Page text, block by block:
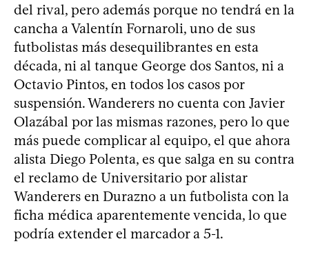
del rival, pero además porque no tendrá en la
cancha a Valentín Fornaroli, uno de sus
futbolistas más desequilibrantes en esta
década, ni al tanque George dos Santos, ni a
Octavio Pintos, en todos los casos por
suspensión. Wanderers no cuenta con Javier
Olazábal por las mismas razones, pero lo que
más puede complicar al equipo, el que ahora
alista Diego Polenta, es que salga en su contra
el reclamo de Universitario por alistar
Wanderers en Durazno a un futbolista con la
ficha médica aparentemente vencida, lo que
podría extender el marcador a 5-1.